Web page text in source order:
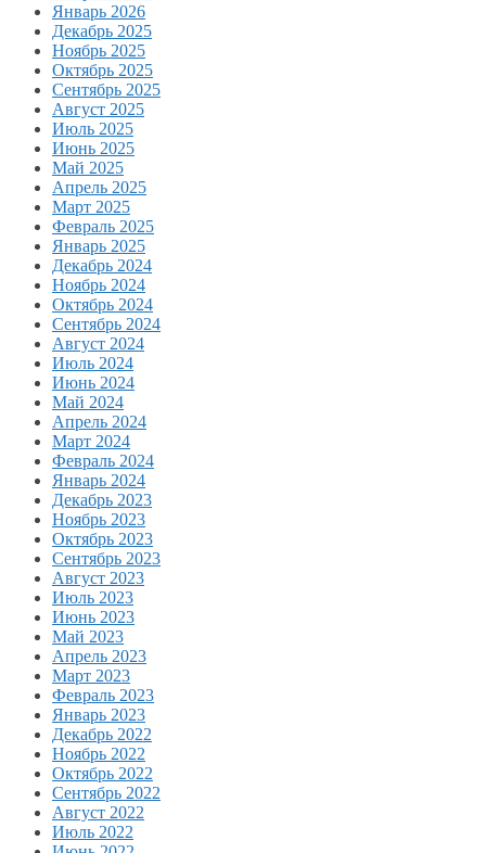
Январь 2026
Декабрь 2025
Ноябрь 2025
Октябрь 2025
Сентябрь 2025
Август 2025
Июль 2025
Июнь 2025
Май 2025
Апрель 2025
Март 2025
Февраль 2025
Январь 2025
Декабрь 2024
Ноябрь 2024
Октябрь 2024
Сентябрь 2024
Август 2024
Июль 2024
Июнь 2024
Май 2024
Апрель 2024
Март 2024
Февраль 2024
Январь 2024
Декабрь 2023
Ноябрь 2023
Октябрь 2023
Сентябрь 2023
Август 2023
Июль 2023
Июнь 2023
Май 2023
Апрель 2023
Март 2023
Февраль 2023
Январь 2023
Декабрь 2022
Ноябрь 2022
Октябрь 2022
Сентябрь 2022
Август 2022
Июль 2022